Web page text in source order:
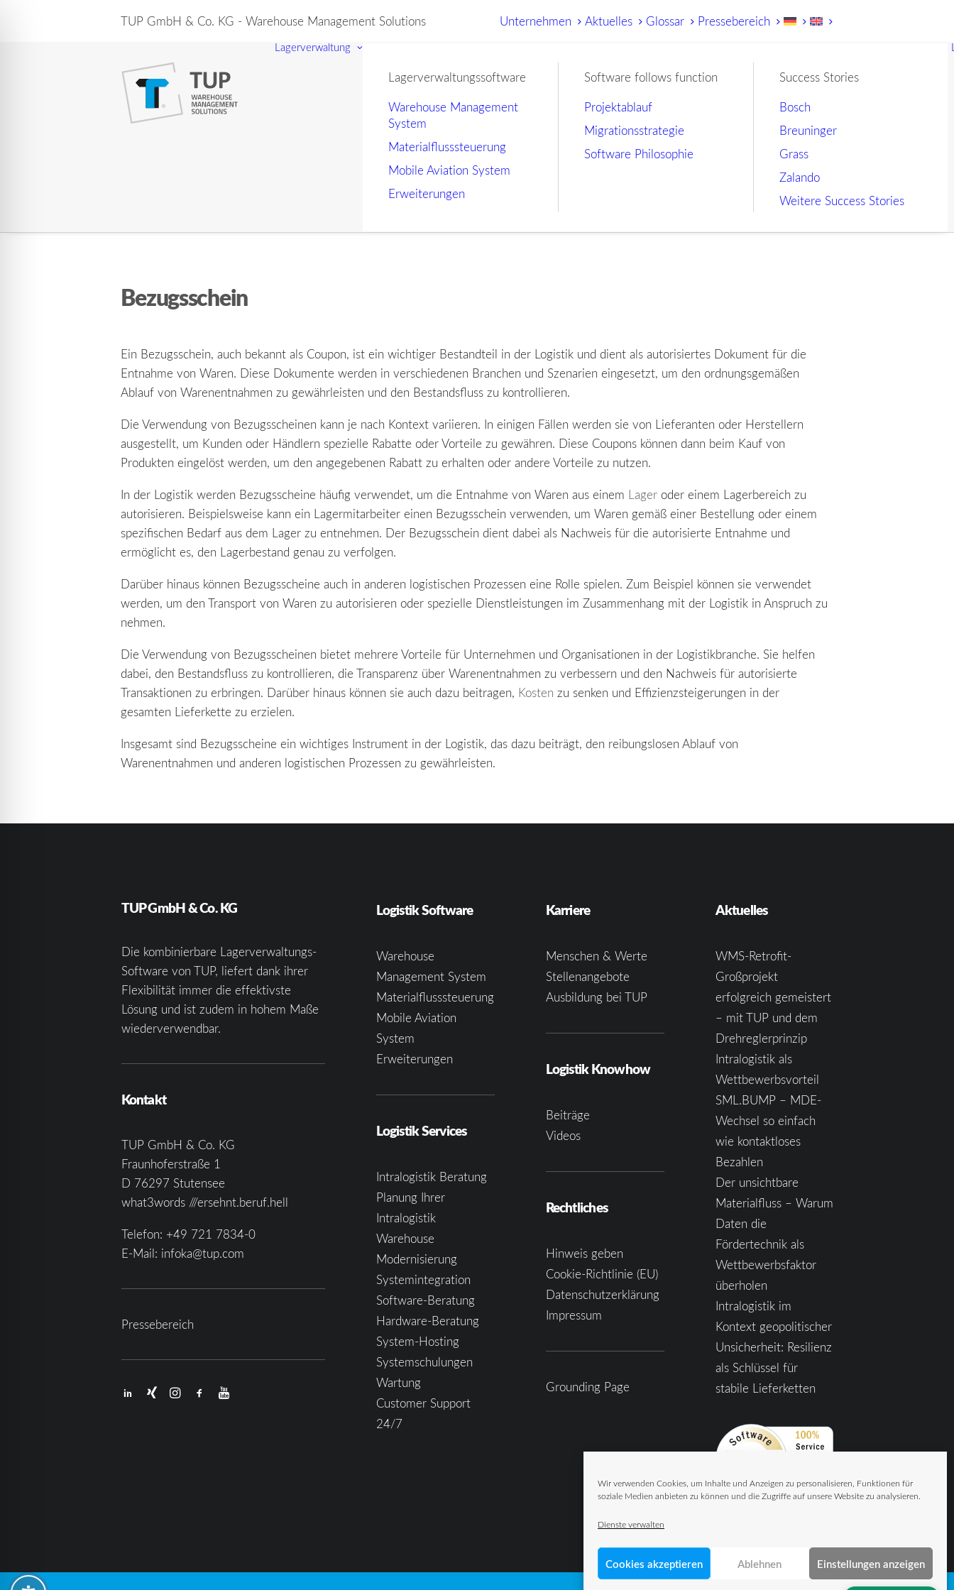
Wir verwenden Cookies, um Inhalte und Anzeigen zu personalisieren, Funktionen für
soziale Medien anbieten zu können und die Zugriffe auf unsere Website zu analysieren.
Dienste verwalten
Cookies akzeptieren Ablehnen Einstellungen anzeigen
TUP GmbH & Co. KG - Warehouse Management Solutions Unternehmen Aktuelles Glossar Pressebereich
Lagerverwaltung
Lagerverwaltungssoftware
Warehouse Management
System
Materialflusssteuerung
Mobile Aviation System
Erweiterungen
Software follows function
Projektablauf
Migrationsstrategie
Software Philosophie
Success Stories
Bosch
Breuninger
Grass
Zalando
Weitere Success Stories
Bezugsschein
Ein Bezugsschein, auch bekannt als Coupon, ist ein wichtiger Bestandteil in der Logistik und dient als autorisiertes Dokument für die
Entnahme von Waren. Diese Dokumente werden in verschiedenen Branchen und Szenarien eingesetzt, um den ordnungsgemäßen
Ablauf von Warenentnahmen zu gewährleisten und den Bestandsfluss zu kontrollieren.
Die Verwendung von Bezugsscheinen kann je nach Kontext variieren. In einigen Fällen werden sie von Lieferanten oder Herstellern
ausgestellt, um Kunden oder Händlern spezielle Rabatte oder Vorteile zu gewähren. Diese Coupons können dann beim Kauf von
Produkten eingelöst werden, um den angegebenen Rabatt zu erhalten oder andere Vorteile zu nutzen.
In der Logistik werden Bezugsscheine häufig verwendet, um die Entnahme von Waren aus einem Lager oder einem Lagerbereich zu
autorisieren. Beispielsweise kann ein Lagermitarbeiter einen Bezugsschein verwenden, um Waren gemäß einer Bestellung oder einem
spezifischen Bedarf aus dem Lager zu entnehmen. Der Bezugsschein dient dabei als Nachweis für die autorisierte Entnahme und
ermöglicht es, den Lagerbestand genau zu verfolgen.
Darüber hinaus können Bezugsscheine auch in anderen logistischen Prozessen eine Rolle spielen. Zum Beispiel können sie verwendet
werden, um den Transport von Waren zu autorisieren oder spezielle Dienstleistungen im Zusammenhang mit der Logistik in Anspruch zu
nehmen.
Die Verwendung von Bezugsscheinen bietet mehrere Vorteile für Unternehmen und Organisationen in der Logistikbranche. Sie helfen
dabei, den Bestandsfluss zu kontrollieren, die Transparenz über Warenentnahmen zu verbessern und den Nachweis für autorisierte
Transaktionen zu erbringen. Darüber hinaus können sie auch dazu beitragen, Kosten zu senken und Effizienzsteigerungen in der
gesamten Lieferkette zu erzielen.
Insgesamt sind Bezugsscheine ein wichtiges Instrument in der Logistik, das dazu beiträgt, den reibungslosen Ablauf von
Warenentnahmen und anderen logistischen Prozessen zu gewährleisten.
TUP GmbH & Co. KG
Die kombinierbare Lagerverwaltungs-
Software von TUP, liefert dank ihrer
Flexibilität immer die effektivste
Lösung und ist zudem in hohem Maße
wiederverwendbar.
Kontakt
TUP GmbH & Co. KG
Fraunhoferstraße 1
D 76297 Stutensee
what3words ///ersehnt.beruf.hell
Telefon: +49 721 7834-0
E-Mail: infoka@tup.com
Pressebereich
Logistik Software
Warehouse
Management System
Materialflusssteuerung
Mobile Aviation
System
Erweiterungen
Logistik Services
Intralogistik Beratung
Planung Ihrer
Intralogistik
Warehouse
Modernisierung
Systemintegration
Software-Beratung
Hardware-Beratung
System-Hosting
Systemschulungen
Wartung
Customer Support
24/7
Karriere
Menschen & Werte
Stellenangebote
Ausbildung bei TUP
Logistik Knowhow
Beiträge
Videos
Rechtliches
Hinweis geben
Cookie-Richtlinie (EU)
Datenschutzerklärung
Impressum
Grounding Page
Aktuelles
WMS-Retrofit-
Großprojekt
erfolgreich gemeistert
– mit TUP und dem
Drehreglerprinzip
Intralogistik als
Wettbewerbsvorteil
SML.BUMP – MDE-
Wechsel so einfach
wie kontaktloses
Bezahlen
Der unsichtbare
Materialfluss – Warum
Daten die
Fördertechnik als
Wettbewerbsfaktor
überholen
Intralogistik im
Kontext geopolitischer
Unsicherheit: Resilienz
als Schlüssel für
stabile Lieferketten